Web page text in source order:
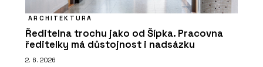
ARCHITEKTURA
Ředitelna trochu jako od Šípka. Pracovna
ředitelky má důstojnost i nadsázku
2. 6. 2026